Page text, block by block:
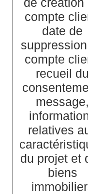
compte
date de
compte
recueil
relatives
du projet et
biens